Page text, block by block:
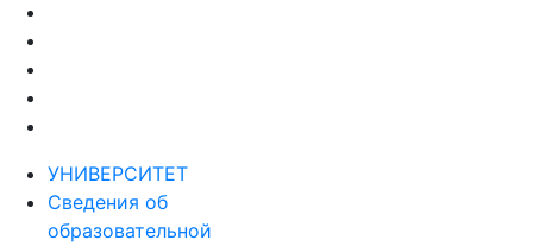
УНИВЕРСИТЕТ
Сведения об
образовательной